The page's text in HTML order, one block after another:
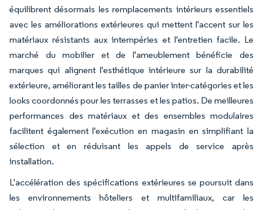
équilibrent désormais les remplacements intérieurs essentiels
avec les améliorations extérieures qui mettent l'accent sur les
matériaux résistants aux intempéries et l'entretien facile. Le
marché du mobilier et de l'ameublement bénéficie des
marques qui alignent l'esthétique intérieure sur la durabilité
extérieure, améliorant les tailles de panier inter-catégories et les
looks coordonnés pour les terrasses et les patios. De meilleures
performances des matériaux et des ensembles modulaires
facilitent également l'exécution en magasin en simplifiant la
sélection et en réduisant les appels de service après
installation.
L'accélération des spécifications extérieures se poursuit dans
les environnements hôteliers et multifamiliaux, car les